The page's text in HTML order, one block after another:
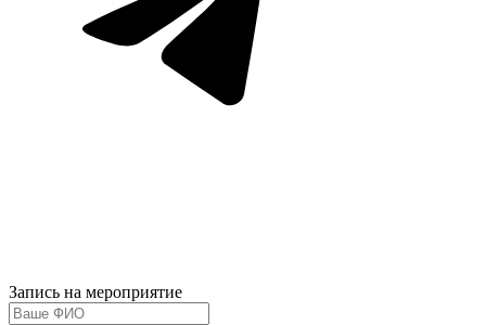
Запись на мероприятие